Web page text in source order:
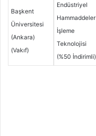
Başkent
Üniversitesi
(Ankara)
(Vakıf)
Endüstriyel
Hammaddeler
İşleme
Teknolojisi
(%50 İndirimli)